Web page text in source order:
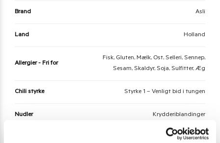
Brand Asli
Land Holland
Allergier - Fri for
Fisk, Gluten, Mælk, Ost, Selleri, Sennep,
Sesam, Skaldyr, Soja, Sulfitter, Æg
Chili styrke Styrke 1 – Venligt bid i tungen
Nudler Krydderiblandinger